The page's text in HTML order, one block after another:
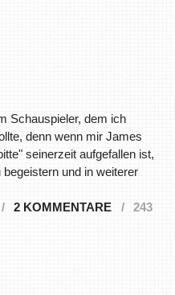
Schauspieler, dem ich
denn wenn mir James
seinerzeit aufgefallen ist,
und in weiterer
2 KOMMENTARE
243